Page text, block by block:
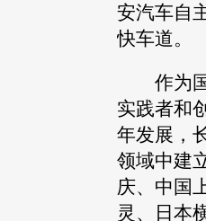
安汽车自
快车道。
作为国
实践者和
年发展，
领域中建
庆、中国
灵、日本